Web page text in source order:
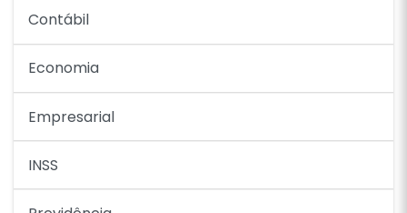
Contábil
Economia
Empresarial
INSS